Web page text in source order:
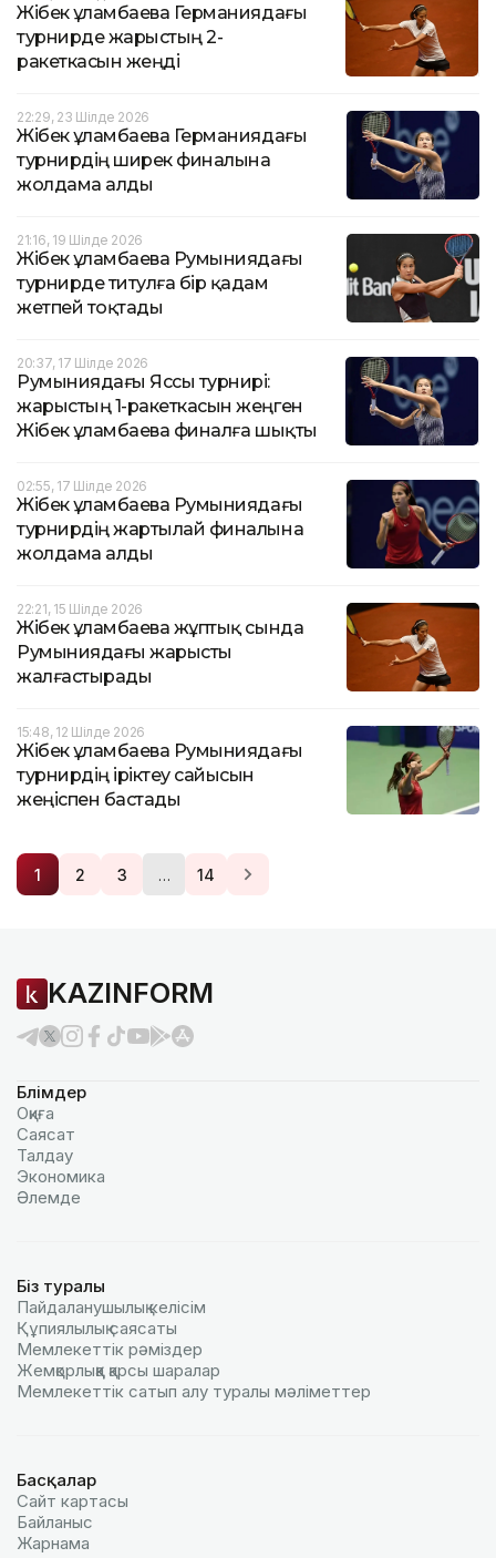
Жібек Құламбаева Германиядағы
турнирде жарыстың 2-
ракеткасын жеңді
22:29, 23 Шілде 2026
Жібек Құламбаева Германиядағы
турнирдің ширек финалына
жолдама алды
21:16, 19 Шілде 2026
Жібек Құламбаева Румыниядағы
турнирде титулға бір қадам
жетпей тоқтады
20:37, 17 Шілде 2026
Румыниядағы Яссы турнирі:
жарыстың 1-ракеткасын жеңген
Жібек Құламбаева финалға шықты
02:55, 17 Шілде 2026
Жібек Құламбаева Румыниядағы
турнирдің жартылай финалына
жолдама алды
22:21, 15 Шілде 2026
Жібек Құламбаева жұптық сында
Румыниядағы жарысты
жалғастырады
15:48, 12 Шілде 2026
Жібек Құламбаева Румыниядағы
турнирдің іріктеу сайысын
жеңіспен бастады
1 2 3 … 14
KAZINFORM
Бөлімдер
Оқиға
Саясат
Талдау
Экономика
Әлемде
Біз туралы
Пайдаланушылық келiciм
Құпиялылық саясаты
Мемлекеттік рәміздер
Жемқорлыққа қарсы шаралар
Мемлекеттік сатып алу туралы мәлiметтер
Басқалар
Сайт картасы
Байланыс
Жарнама